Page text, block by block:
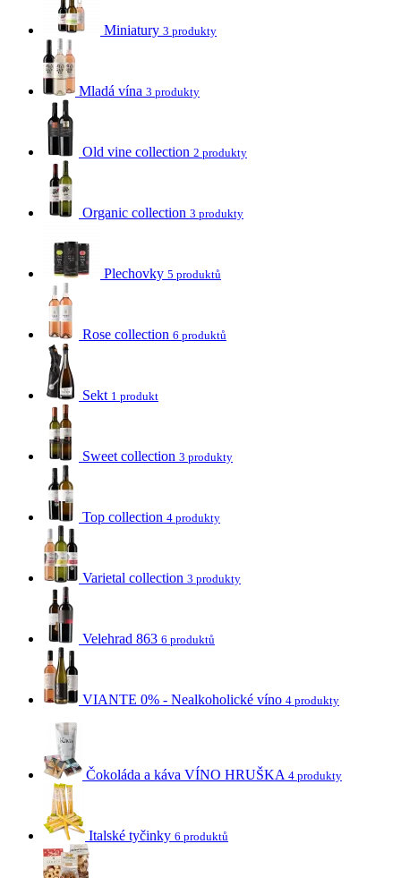
Miniatury 3 produkty
Mladá vína 3 produkty
Old vine collection 2 produkty
Organic collection 3 produkty
Plechovky 5 produktů
Rose collection 6 produktů
Sekt 1 produkt
Sweet collection 3 produkty
Top collection 4 produkty
Varietal collection 3 produkty
Velehrad 863 6 produktů
VIANTE 0% - Nealkoholické víno 4 produkty
Čokoláda a káva VÍNO HRUŠKA 4 produkty
Italské tyčinky 6 produktů